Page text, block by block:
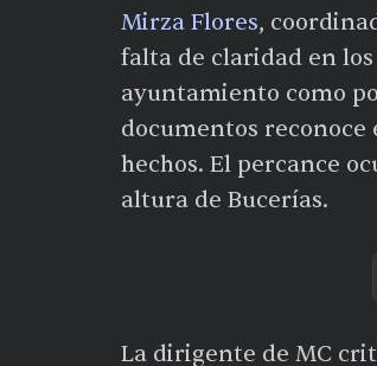
Mirza Flores,
falta de claridad en
ayuntamiento como
documentos
hechos. El percance
altura de Bucerías.
La dirigente de MC